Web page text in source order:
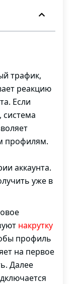
трафик,
реакцию
Если
система
профилям.
аккаунта.
уже в
накрутку
профиль
на первое
Далее